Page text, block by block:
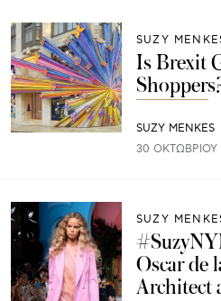
SUZY
Is Brexit
SUZY MENKES
30 ΟΚΤΩΒΡΊΟΥ
SUZY
Oscar de
Architect